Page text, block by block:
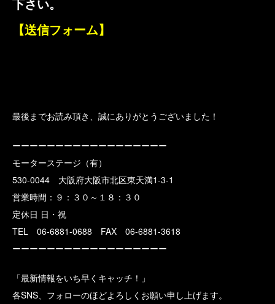
【送信フォーム】
最後までお読み頂き、誠にありがとうございました！
ーーーーーーーーーーーーーーーーーー
モーターステージ（有）
530-0044 大阪府大阪市北区東天満1-3-1
営業時間：９：３０～１８：３０
定休日 日・祝
TEL 06-6881-0688 FAX 06-6881-3618
ーーーーーーーーーーーーーーーーーー
「最新情報をいち早くキャッチ！」
各SNS、フォローのほどよろしくお願い申し上げます。